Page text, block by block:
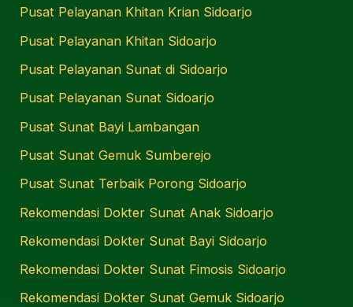
Pusat Pelayanan Khitan Krian Sidoarjo
Pusat Pelayanan Khitan Sidoarjo
Pusat Pelayanan Sunat di Sidoarjo
Pusat Pelayanan Sunat Sidoarjo
Pusat Sunat Bayi Lambangan
Pusat Sunat Gemuk Sumberejo
Pusat Sunat Terbaik Porong Sidoarjo
Rekomendasi Dokter Sunat Anak Sidoarjo
Rekomendasi Dokter Sunat Bayi Sidoarjo
Rekomendasi Dokter Sunat Fimosis Sidoarjo
Rekomendasi Dokter Sunat Gemuk Sidoarjo